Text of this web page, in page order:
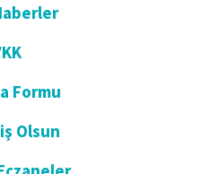
Formu
Olsun